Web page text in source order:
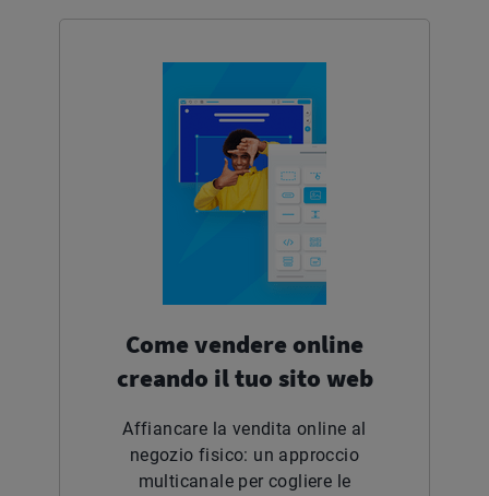
Come vendere online
creando il tuo sito web
Affiancare la vendita online al
negozio fisico: un approccio
multicanale per cogliere le